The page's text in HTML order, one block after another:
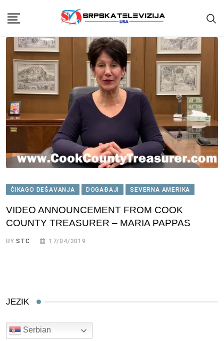
content
ČIKAGO DEŠAVANJA DOGAĐAJI SEVERNA AMERIKA
VIDEO ANNOUNCEMENT FROM COOK
COUNTY TREASURER – MARIA PAPPAS
BYSTC 17/04/2019
JEZIK
Serbian